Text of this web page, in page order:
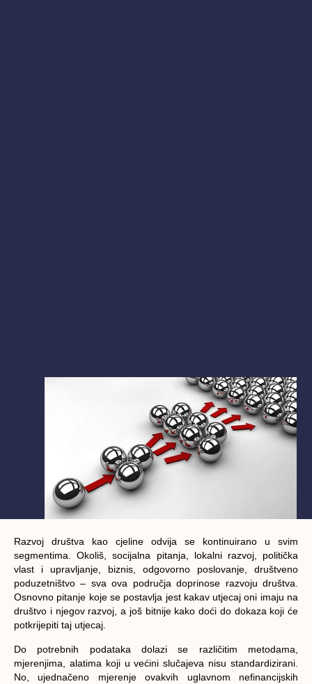
Razvoj društva kao cjeline odvija se kontinuirano u svim
segmentima. Okoliš, socijalna pitanja, lokalni razvoj, politička
vlast i upravljanje, biznis, odgovorno poslovanje, društveno
poduzetništvo – sva ova područja doprinose razvoju društva.
Osnovno pitanje koje se postavlja jestkakav utjecaj oni imaju na
društvo i njegov razvoj, a još bitnije kako doći do dokaza koji će
potkrijepiti taj utjecaj
Do potrebnih podataka dolazi se različitim metodama,
mjerenjima, alatima koji u većini slučajeva nisu standardizirani.
No, ujednačeno mjerenje ovakvih uglavnom nefinancijskih